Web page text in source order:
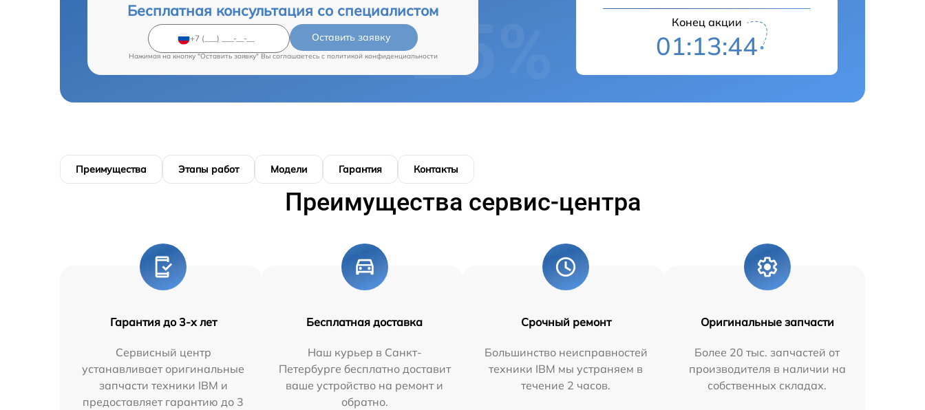
Бесплатная консультация со специалистом
Оставить заявку
Нажимая на кнопку "Оставить заявку" Вы соглашаетесь c политикой конфиденциальности
Конец акции
01:13:43
Преимущества Этапы работ Модели Гарантия Контакты
Преимущества сервис-центра
Гарантия до 3-х лет
Сервисный центр
устанавливает оригинальные
запчасти техники IBM и
предоставляет гарантию до 3
Бесплатная доставка
Наш курьер в Санкт-
Петербурге бесплатно доставит
ваше устройство на ремонт и
обратно.
Срочный ремонт
Большинство неисправностей
техники IBM мы устраняем в
течение 2 часов.
Оригинальные запчасти
Более 20 тыс. запчастей от
производителя в наличии на
собственных складах.